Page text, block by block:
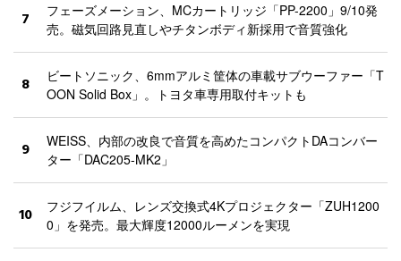
7
フェーズメーション、MCカートリッジ「PP-2200」9/10発
売。磁気回路見直しやチタンボディ新採用で音質強化
8
ビートソニック、6mmアルミ筐体の車載サブウーファー「T
OON Solid Box」。トヨタ車専用取付キットも
9
WEISS、内部の改良で音質を高めたコンパクトDAコンバー
ター「DAC205-MK2」
10
フジフイルム、レンズ交換式4Kプロジェクター「ZUH1200
0」を発売。最大輝度12000ルーメンを実現